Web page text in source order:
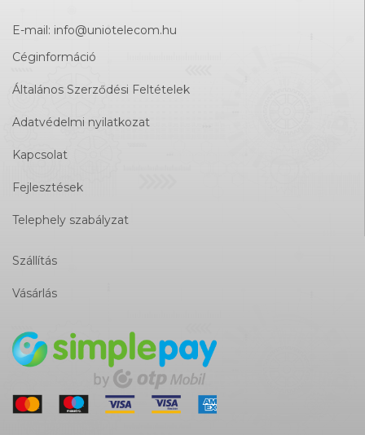
E-mail: info@uniotelecom.hu
Céginformáció
Általános Szerződési Feltételek
Adatvédelmi nyilatkozat
Kapcsolat
Fejlesztések
Telephely szabályzat
Szállítás
Vásárlás